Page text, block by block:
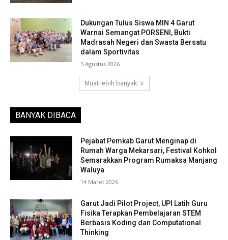
Dukungan Tulus Siswa MIN 4 Garut
Warnai Semangat PORSENI, Bukti
Madrasah Negeri dan Swasta Bersatu
dalam Sportivitas
5 Agustus 2026
Muat lebih banyak
BANYAK DIBACA
Pejabat Pemkab Garut Menginap di
Rumah Warga Mekarsari, Festival Kohkol
Semarakkan Program Rumaksa Manjang
Waluya
14 Maret 2026
Garut Jadi Pilot Project, UPI Latih Guru
Fisika Terapkan Pembelajaran STEM
Berbasis Koding dan Computational
Thinking